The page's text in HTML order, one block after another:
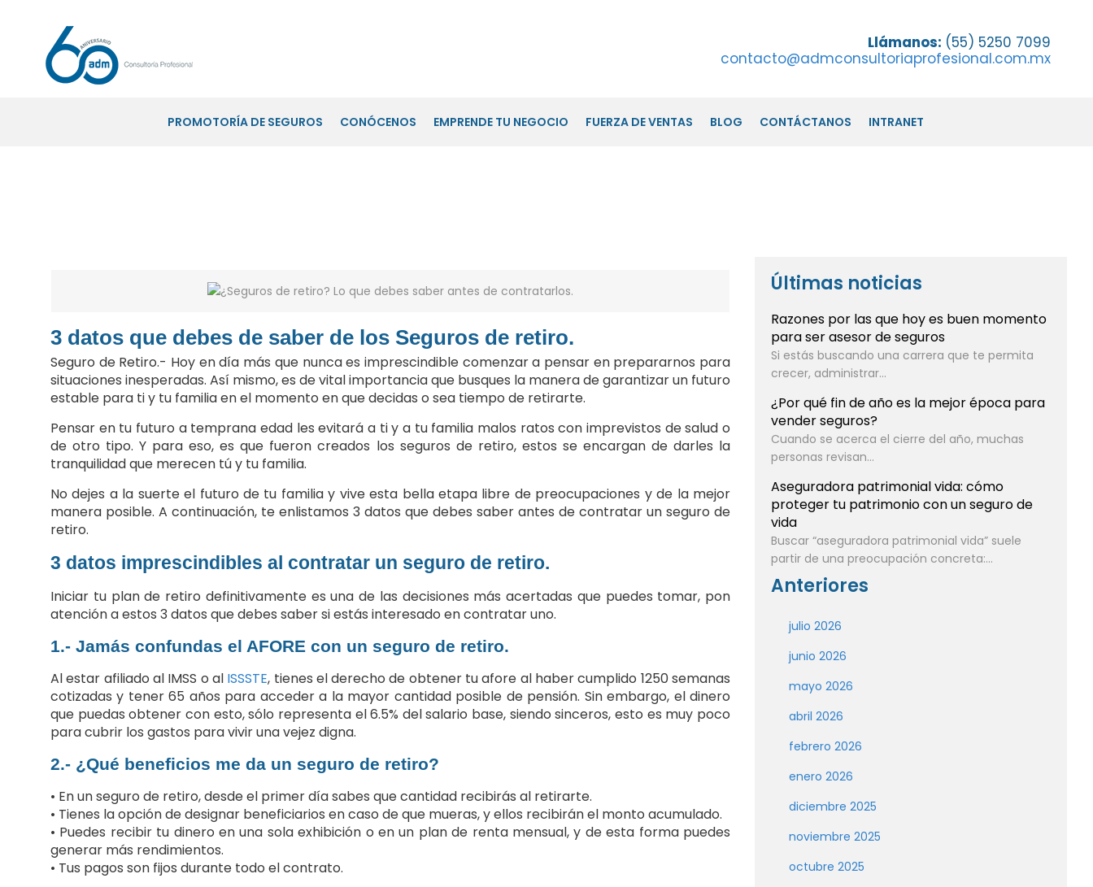
Llámanos: (55) 5250 7099
contacto@admconsultoriaprofesional.com.mx
PROMOTORÍA DE SEGUROS CONÓCENOS EMPRENDE TU NEGOCIO FUERZA DE VENTAS BLOG CONTÁCTANOS INTRANET
3 datos que debes de saber de los Seguros de retiro.
Seguro de Retiro.- Hoy en día más que nunca es imprescindible comenzar a pensar en prepararnos para
situaciones inesperadas. Así mismo, es de vital importancia que busques la manera de garantizar un futuro
estable para ti y tu familia en el momento en que decidas o sea tiempo de retirarte.
Pensar en tu futuro a temprana edad les evitará a ti y a tu familia malos ratos con imprevistos de salud o
de otro tipo. Y para eso, es que fueron creados los seguros de retiro, estos se encargan de darles la
tranquilidad que merecen tú y tu familia.
No dejes a la suerte el futuro de tu familia y vive esta bella etapa libre de preocupaciones y de la mejor
manera posible. A continuación, te enlistamos 3 datos que debes saber antes de contratar un seguro de
retiro.
3 datos imprescindibles al contratar un seguro de retiro.
Iniciar tu plan de retiro definitivamente es una de las decisiones más acertadas que puedes tomar, pon
atención a estos 3 datos que debes saber si estás interesado en contratar uno.
1.- Jamás confundas el AFORE con un seguro de retiro.
Al estar afiliado al IMSS o al ISSSTE, tienes el derecho de obtener tu afore al haber cumplido 1250 semanas
cotizadas y tener 65 años para acceder a la mayor cantidad posible de pensión. Sin embargo, el dinero
que puedas obtener con esto, sólo representa el 6.5% del salario base, siendo sinceros, esto es muy poco
para cubrir los gastos para vivir una vejez digna.
2.- ¿Qué beneficios me da un seguro de retiro?
• En un seguro de retiro, desde el primer día sabes que cantidad recibirás al retirarte.
• Tienes la opción de designar beneficiarios en caso de que mueras, y ellos recibirán el monto acumulado.
• Puedes recibir tu dinero en una sola exhibición o en un plan de renta mensual, y de esta forma puedes
generar más rendimientos.
• Tus pagos son fijos durante todo el contrato.
Últimas noticias
Razones por las que hoy es buen momento
para ser asesor de seguros
Si estás buscando una carrera que te permita
crecer, administrar...
¿Por qué fin de año es la mejor época para
vender seguros?
Cuando se acerca el cierre del año, muchas
personas revisan...
Aseguradora patrimonial vida: cómo
proteger tu patrimonio con un seguro de
vida
Buscar “aseguradora patrimonial vida” suele
partir de una preocupación concreta:...
Anteriores
julio 2026
junio 2026
mayo 2026
abril 2026
febrero 2026
enero 2026
diciembre 2025
noviembre 2025
octubre 2025